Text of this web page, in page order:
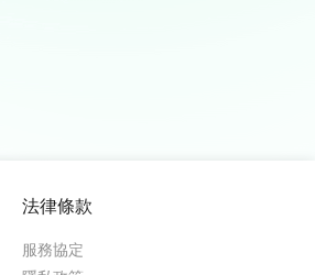
法律條款
服務協定